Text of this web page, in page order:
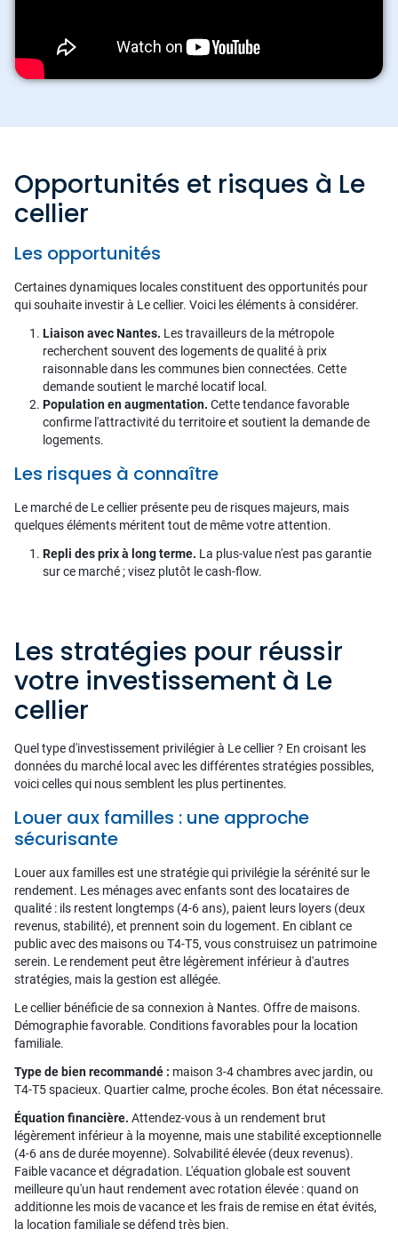
Opportunités et risques à Le
cellier
Les opportunités
Certaines dynamiques locales constituent des opportunités pour
qui souhaite investir à Le cellier. Voici les éléments à considérer.
Liaison avec Nantes. Les travailleurs de la métropole
recherchent souvent des logements de qualité à prix
raisonnable dans les communes bien connectées. Cette
demande soutient le marché locatif local.
Population en augmentation. Cette tendance favorable
confirme l'attractivité du territoire et soutient la demande de
logements.
Les risques à connaître
Le marché de Le cellier présente peu de risques majeurs, mais
quelques éléments méritent tout de même votre attention.
Repli des prix à long terme. La plus-value n'est pas garantie
sur ce marché ; visez plutôt le cash-flow.
Les stratégies pour réussir
votre investissement à Le
cellier
Quel type d'investissement privilégier à Le cellier ? En croisant les
données du marché local avec les différentes stratégies possibles,
voici celles qui nous semblent les plus pertinentes.
Louer aux familles : une approche
sécurisante
Louer aux familles est une stratégie qui privilégie la sérénité sur le
rendement. Les ménages avec enfants sont des locataires de
qualité : ils restent longtemps (4-6 ans), paient leurs loyers (deux
revenus, stabilité), et prennent soin du logement. En ciblant ce
public avec des maisons ou T4-T5, vous construisez un patrimoine
serein. Le rendement peut être légèrement inférieur à d'autres
stratégies, mais la gestion est allégée.
Le cellier bénéficie de sa connexion à Nantes. Offre de maisons.
Démographie favorable. Conditions favorables pour la location
familiale.
Type de bien recommandé : maison 3-4 chambres avec jardin, ou
T4-T5 spacieux. Quartier calme, proche écoles. Bon état nécessaire.
Équation financière. Attendez-vous à un rendement brut
légèrement inférieur à la moyenne, mais une stabilité exceptionnelle
(4-6 ans de durée moyenne). Solvabilité élevée (deux revenus).
Faible vacance et dégradation. L'équation globale est souvent
meilleure qu'un haut rendement avec rotation élevée : quand on
additionne les mois de vacance et les frais de remise en état évités,
la location familiale se défend très bien.